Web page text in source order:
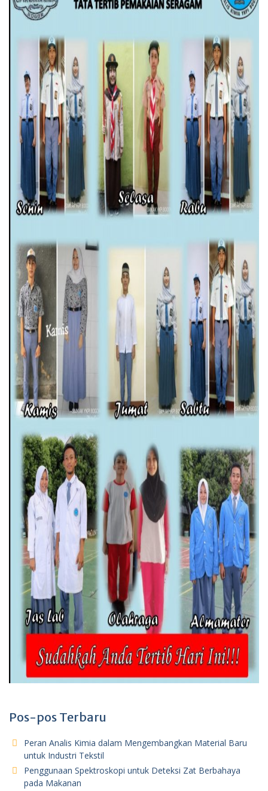
Pos-pos Terbaru
Peran Analis Kimia dalam Mengembangkan Material Baru
untuk Industri Tekstil
Penggunaan Spektroskopi untuk Deteksi Zat Berbahaya
pada Makanan